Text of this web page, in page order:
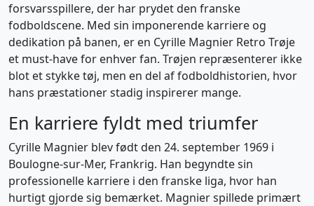
forsvarsspillere, der har prydet den franske
fodboldscene. Med sin imponerende karriere og
dedikation på banen, er en Cyrille Magnier Retro Trøje
et must-have for enhver fan. Trøjen repræsenterer ikke
blot et stykke tøj, men en del af fodboldhistorien, hvor
hans præstationer stadig inspirerer mange.
En karriere fyldt med triumfer
Cyrille Magnier blev født den 24. september 1969 i
Boulogne-sur-Mer, Frankrig. Han begyndte sin
professionelle karriere i den franske liga, hvor han
hurtigt gjorde sig bemærket. Magnier spillede primært